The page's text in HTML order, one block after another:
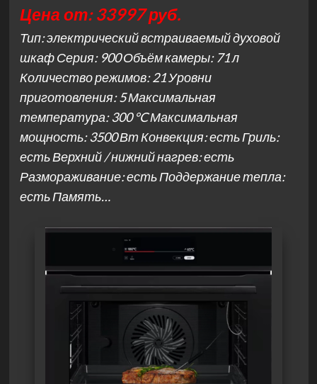
Цена от: 33997 руб.
Тип: электрический встраиваемый духовой
шкаф Серия: 900 Объём камеры: 71 л
Количество режимов: 21 Уровни
приготовления: 5 Максимальная
температура: 300 °C Максимальная
мощность: 3500 Вт Конвекция: есть Гриль:
есть Верхний / нижний нагрев: есть
Размораживание: есть Поддержание тепла:
есть Память…